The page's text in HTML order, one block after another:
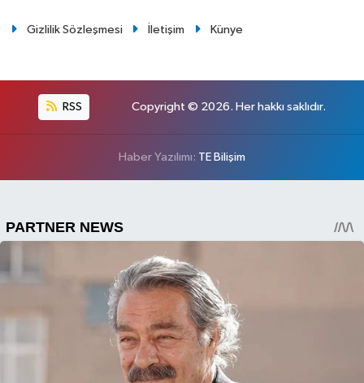
Gizlilik Sözleşmesi İletişim Künye
RSS Copyright © 2026. Her hakkı saklıdır.
Haber Yazılımı: TE Bilişim